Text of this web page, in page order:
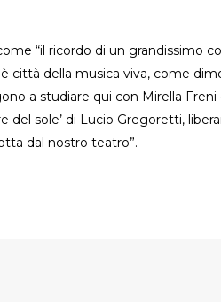
“il ricordo di un grandissimo
città della musica viva, come
a studiare qui con Mirella Freni
del sole’ di Lucio Gregoretti,
dal nostro teatro”.